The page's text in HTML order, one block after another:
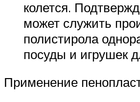
колется.
может служить
полистирола
посуды и игрушек
Применение